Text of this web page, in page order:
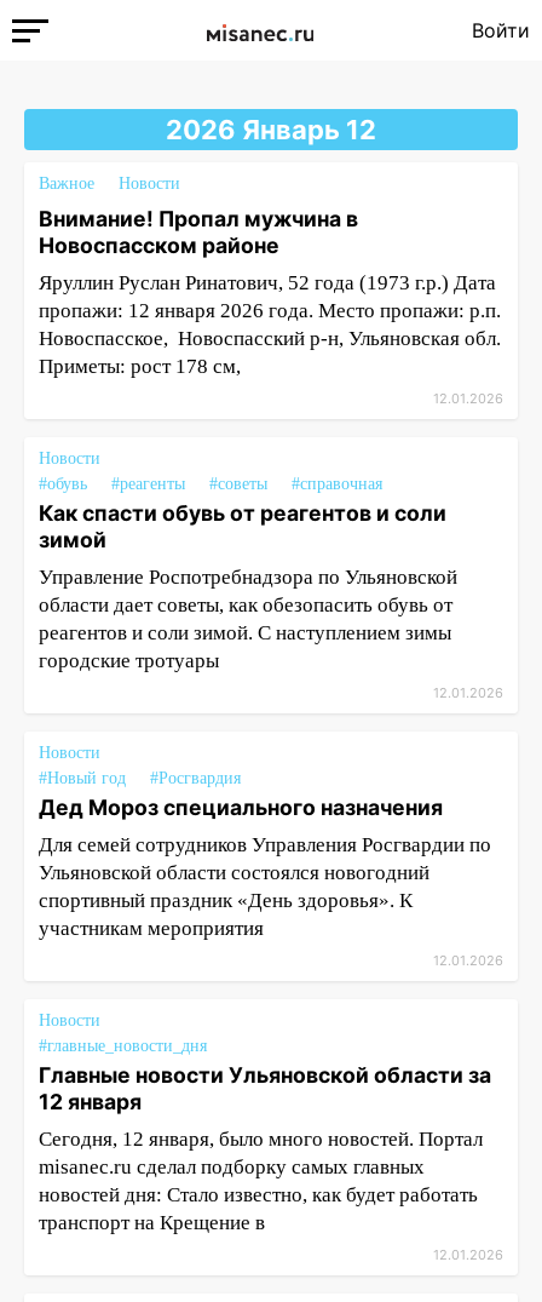
Войти
2026 Январь 12
Важное Новости
Внимание! Пропал мужчина в
Новоспасском районе
Яруллин Руслан Ринатович, 52 года (1973 г.р.) Дата
пропажи: 12 января 2026 года. Место пропажи: р.п.
Новоспасское, Новоспасский р-н, Ульяновская обл.
Приметы: рост 178 см,
12.01.2026
Новости
#обувь
#реагенты #советы #справочная
Как спасти обувь от реагентов и соли
зимой
Управление Роспотребнадзора по Ульяновской
области дает советы, как обезопасить обувь от
реагентов и соли зимой. С наступлением зимы
городские тротуары
12.01.2026
Новости
#Новый год
#Росгвардия
Дед Мороз специального назначения
Для семей сотрудников Управления Росгвардии по
Ульяновской области состоялся новогодний
спортивный праздник «День здоровья». К
участникам мероприятия
12.01.2026
Новости
#главные_новости_дня
Главные новости Ульяновской области за
12 января
Сегодня, 12 января, было много новостей. Портал
misanec.ru сделал подборку самых главных
новостей дня: Стало известно, как будет работать
транспорт на Крещение в
12.01.2026